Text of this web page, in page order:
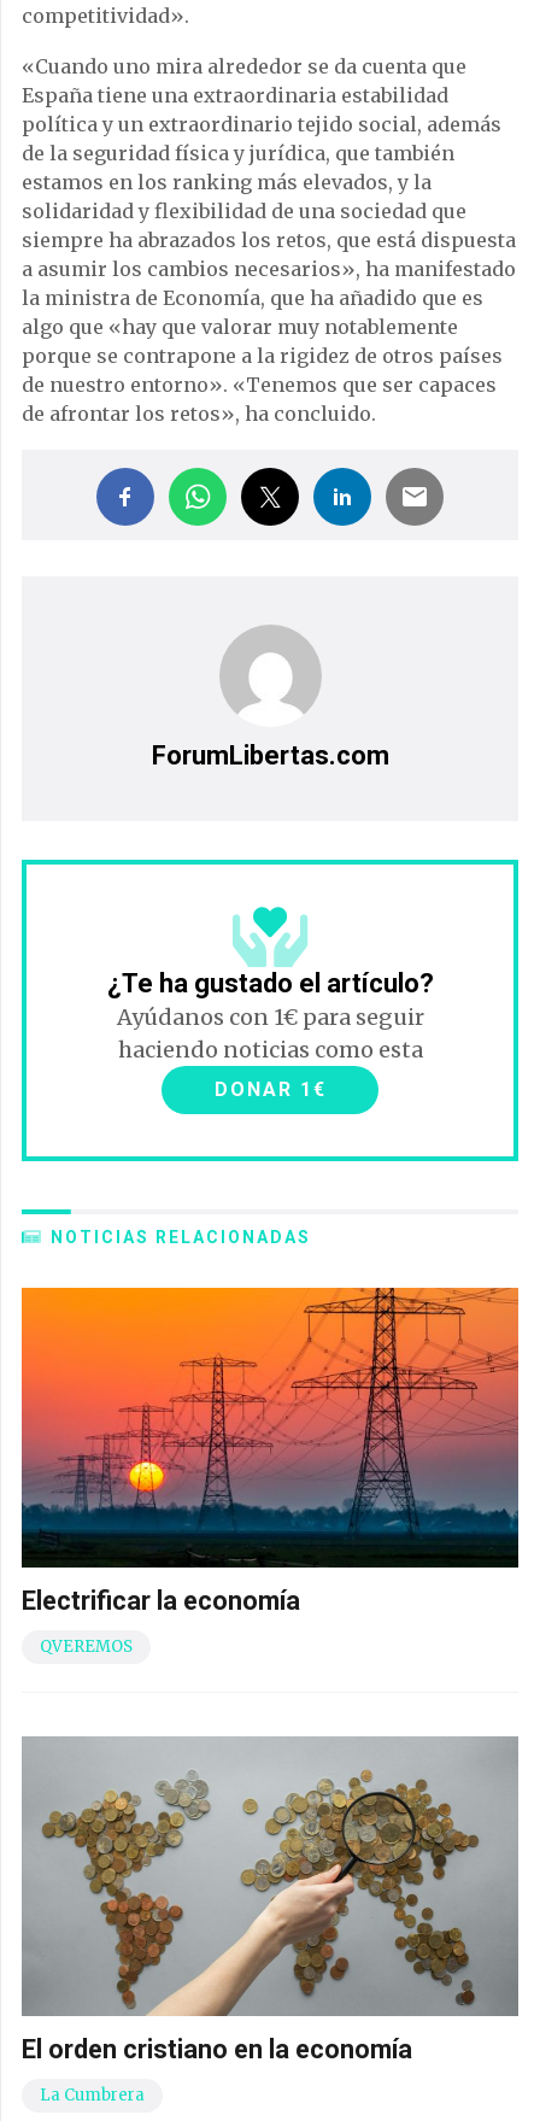
competitividad».
«Cuando uno mira alrededor se da cuenta que
España tiene una extraordinaria estabilidad
política y un extraordinario tejido social, además
de la seguridad física y jurídica, que también
estamos en los ranking más elevados, y la
solidaridad y flexibilidad de una sociedad que
siempre ha abrazados los retos, que está dispuesta
a asumir los cambios necesarios», ha manifestado
la ministra de Economía, que ha añadido que es
algo que «hay que valorar muy notablemente
porque se contrapone a la rigidez de otros países
de nuestro entorno». «Tenemos que ser capaces
de afrontar los retos», ha concluido.
ForumLibertas.com
¿Te ha gustado el artículo?
Ayúdanos con 1€ para seguir
haciendo noticias como esta
DONAR 1€
NOTICIAS RELACIONADAS
Electrificar la economía
QVEREMOS
El orden cristiano en la economía
La Cumbrera